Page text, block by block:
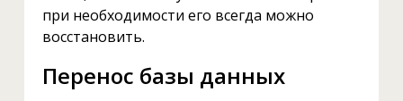
при необходимости его всегда можно
восстановить.
Перенос базы данных